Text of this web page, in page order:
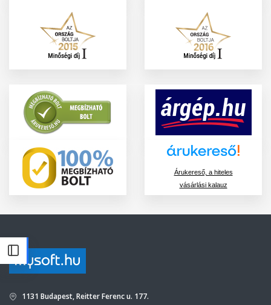
Árukereső, a hiteles
vásárlási kalauz
1131 Budapest, Reitter Ferenc u. 177.